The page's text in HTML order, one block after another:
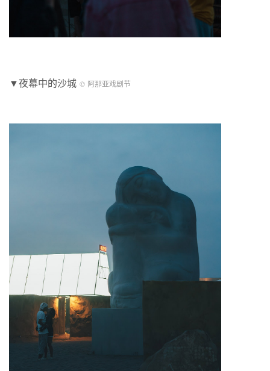
▼夜幕中的沙城 © 阿那亚戏剧节